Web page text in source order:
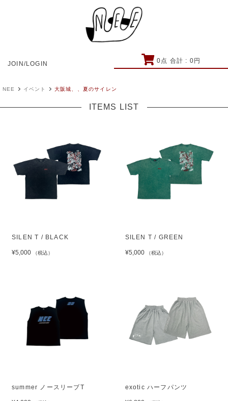
JOIN/LOGIN 0点 合計 : 0 円
NEE イベント 大阪城、、夏のサイレン
ITEMS LIST
SILEN T / BLACK
¥5,000 （税込）
SILEN T / GREEN
¥5,000 （税込）
summer ノースリーブT exotic ハーフパンツ